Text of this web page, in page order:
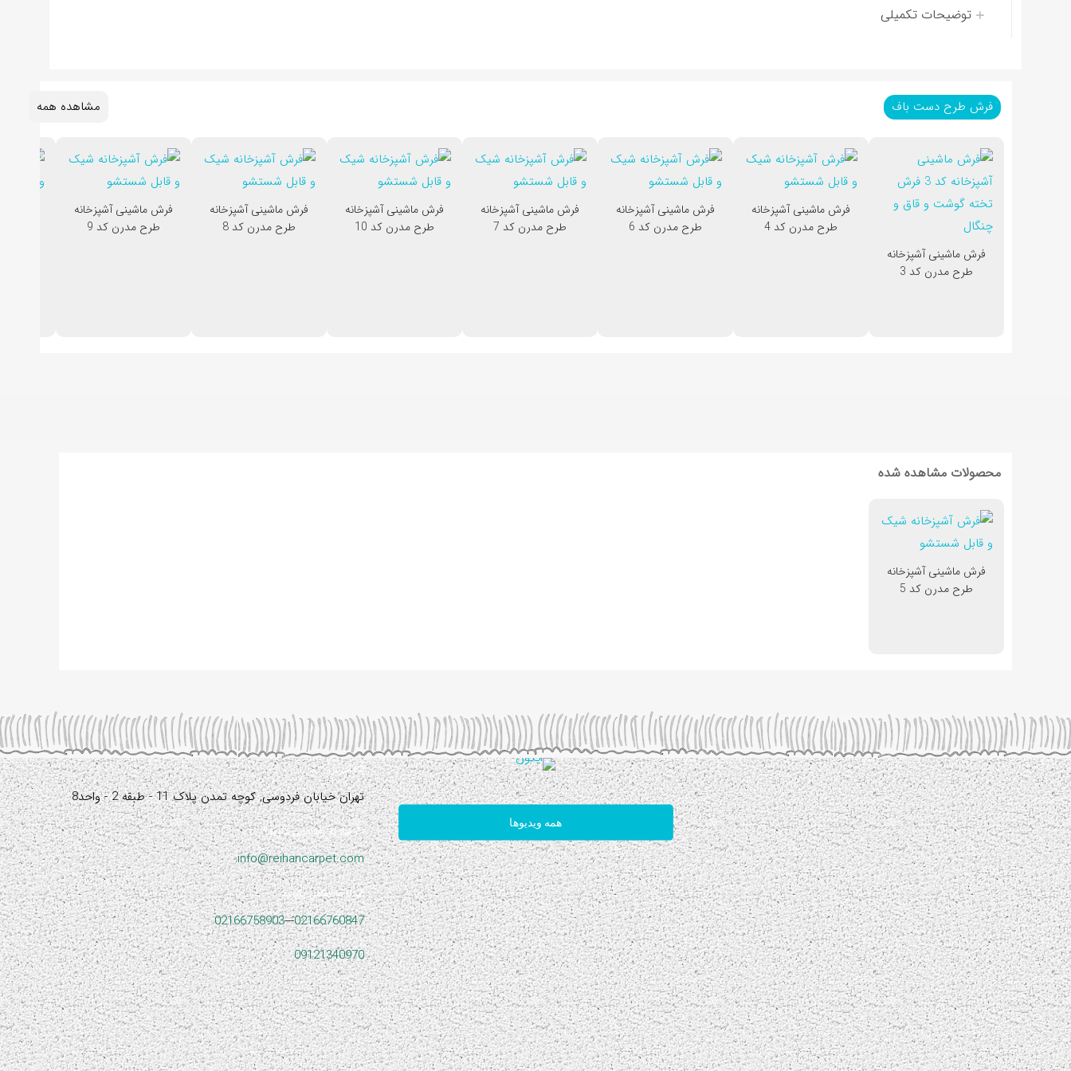
توضیحات تکمیلی
فرش طرح دست باف مشاهده همه
فرش ماشینی آشپزخانه
طرح مدرن کد 3
فرش ماشینی آشپزخانه
طرح مدرن کد 4
فرش ماشینی آشپزخانه
طرح مدرن کد 6
فرش ماشینی آشپزخانه
طرح مدرن کد 7
فرش ماشینی آشپزخانه
طرح مدرن کد 10
فرش ماشینی آشپزخانه
طرح مدرن کد 8
فرش ماشینی آشپزخانه
طرح مدرن کد 9
محصولات مشاهده شده
فرش ماشینی آشپزخانه
طرح مدرن کد 5
همه ویدیوها
آدرس:
تهران خیابان فردوسی, کوچه تمدن پلاک 11 - طبقه 2 - واحد8
نیاز به راهنمایی دارید؟
info@reihancarpet.com
با ما تماس بگیرید
02166760847
---
02166758903
09121340970